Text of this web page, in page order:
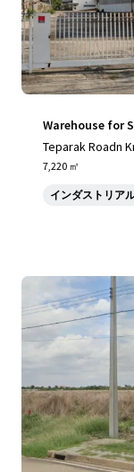
Warehouse for
Teparak Roadn
7,220 ㎡
インダストリア